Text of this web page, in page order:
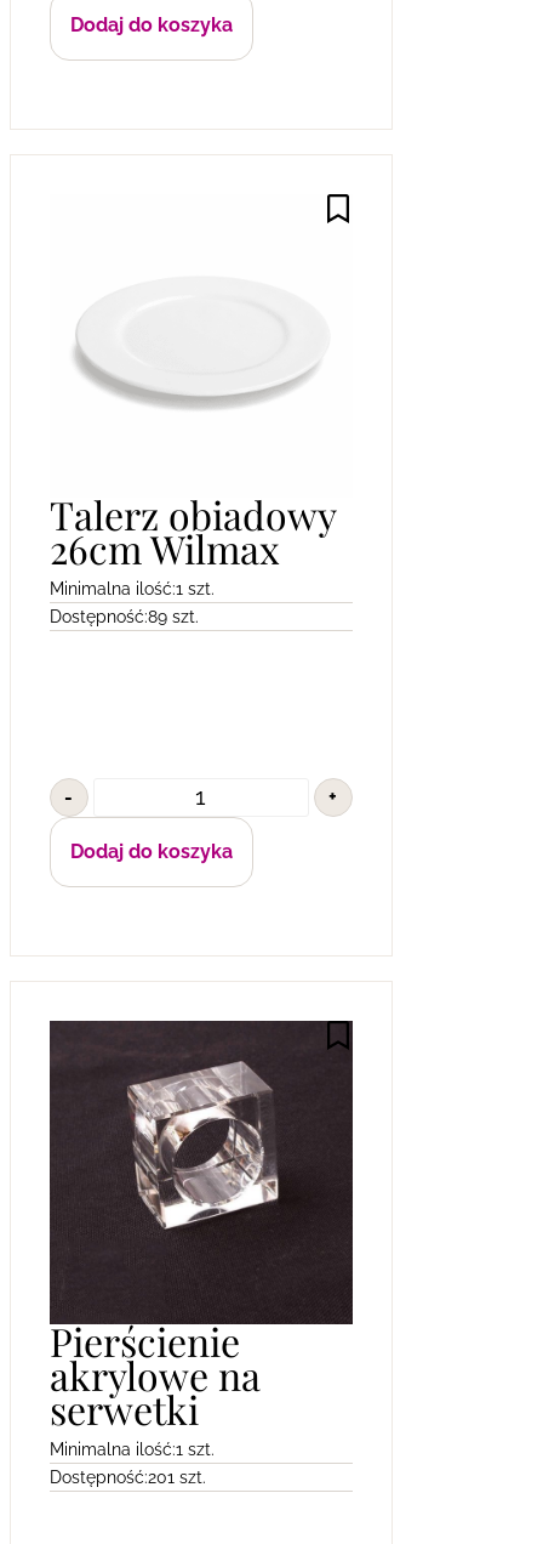
Dodaj do koszyka
Talerz obiadowy
26cm Wilmax
Minimalna ilość:1 szt.
Dostępność:89 szt.
- +
Dodaj do koszyka
Pierścienie
akrylowe na
serwetki
Minimalna ilość:1 szt.
Dostępność:201 szt.